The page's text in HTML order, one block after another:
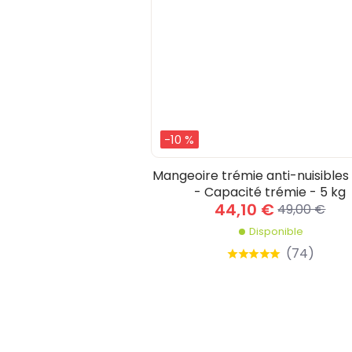
-10 %
Mangeoire trémie anti-
- Capacité trémie - 5 kg
44,10 €49,00 €
Disponible
(74)